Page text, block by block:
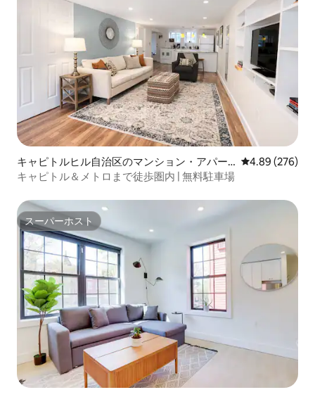
キャピトルヒル自治区のマンション・アパー
ト
レビュー276
4.89 (276)
キャピトル＆メトロまで徒歩圏内 | 無料駐車場
スーパーホスト
スーパーホスト